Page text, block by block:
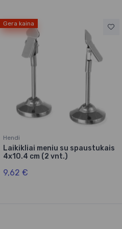
Gera kaina
Hendi
Laikikliai meniu su spaustukais
4x10.4 cm (2 vnt.)
9,62 €